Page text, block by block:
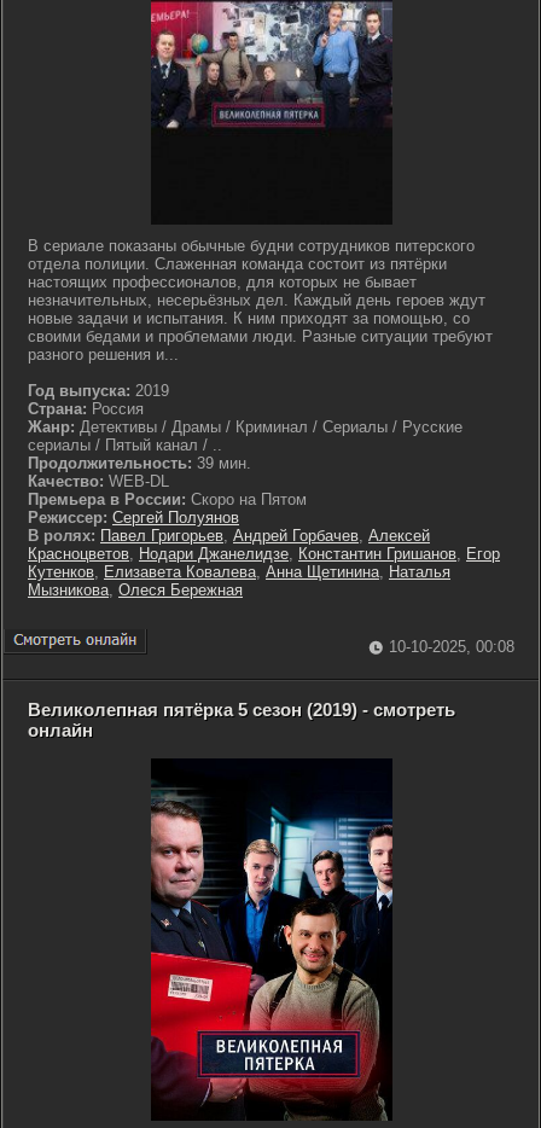
В сериале показаны обычные будни сотрудников питерского
отдела полиции. Слаженная команда состоит из пятёрки
настоящих профессионалов, для которых не бывает
незначительных, несерьёзных дел. Каждый день героев ждут
новые задачи и испытания. К ним приходят за помощью, со
своими бедами и проблемами люди. Разные ситуации требуют
разного решения и...
Год выпуска: 2019
Страна: Россия
Жанр: Детективы / Драмы / Криминал / Сериалы / Русские
сериалы / Пятый канал / ..
Продолжительность: 39 мин.
Качество: WEB-DL
Премьера в России: Скоро на Пятом
Режиссер: Сергей Полуянов
В ролях: Павел Григорьев, Андрей Горбачев, Алексей
Красноцветов, Нодари Джанелидзе, Константин Гришанов, Егор
Кутенков, Елизавета Ковалева, Анна Щетинина, Наталья
Мызникова, Олеся Бережная
10-10-2025, 00:08
Великолепная пятёрка 5 сезон (2019) - смотреть
онлайн